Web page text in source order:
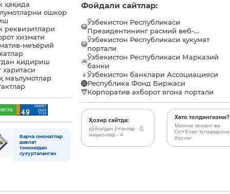
ҳақида
ошкор
реквизитлари
хизмати
меъёрий
қидириш
харитаси
маълумотлар
Барча омонатлар
давлат
томонидан
суғурталанган
Фойдали сайтлар:
Ўзбекистон Республикаси
Президентининг расмий веб-...
Ўзбекистон Республикаси ҳукумат
портали
Ўзбекистон Республикаси Марказий
банки
Ўзбекистон банклари Ассоциацияси
Республика Фонд Биржаси
Корпоратив ахборот ягона портали
Ҳозир сайтда:
рўйхатдан ўтганлар - 0,
меҳмонлар - 4
Хато топдингизми?
Матнни танланг ва
Ctrl+Enter тугмаларини
босинг